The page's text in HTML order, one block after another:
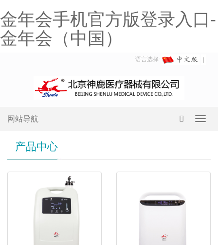
金年会手机官方版登录入口-
金年会（中国）
语言选择:
网站导航
产品中心